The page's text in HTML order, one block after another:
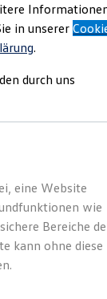
in unserer
.
durch uns
eine Website
wie
Bereiche
kann ohne diese